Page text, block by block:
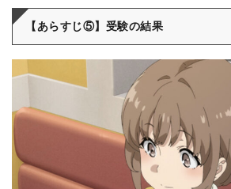
【あらすじ⑤】受験の結果